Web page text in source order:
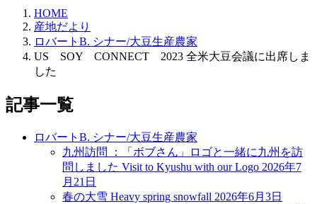
HOME
産地だより
ロバートB. シナー/大豆生産農家
US SOY CONNECT 2023 全米大豆会議に出席しま
した
記事一覧
ロバートB. シナー/大豆生産農家
九州訪問 ：「ボブさん」ロゴと一緒に九州を訪
問しました Visit to Kyushu with our Logo 2026年7
月21日
春の大雪 Heavy spring snowfall 2026年6月3日